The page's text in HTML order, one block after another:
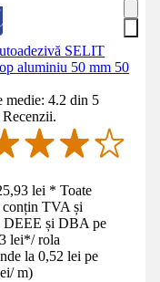
SELIT
aluminiu 50 mm 50
medie: 4.2 din 5
lei * Toate
conțin TVA și
DEEE și DBA pe
lei*/ rola
la 0,52 lei pe
/ m)